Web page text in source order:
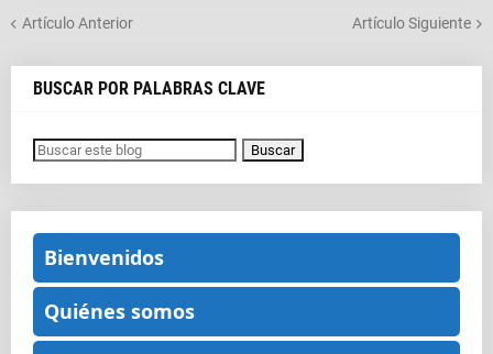
Artículo Anterior Artículo Siguiente
BUSCAR POR PALABRAS CLAVE
Bienvenidos
Quiénes somos